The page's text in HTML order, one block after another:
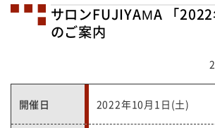
サロンFUJIYAMA 「
のご案内
開催日 2022年10月1日(土)